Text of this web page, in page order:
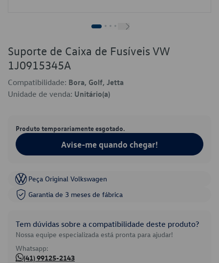
Suporte de Caixa de Fusíveis VW
1J0915345A
Compatibilidade: Bora, Golf, Jetta
Unidade de venda: Unitário(a)
Produto temporariamente esgotado.
Avise-me quando chegar!
Peça Original Volkswagen
Garantia de 3 meses de fábrica
Tem dúvidas sobre a compatibilidade deste produto?
Nossa equipe especializada está pronta para ajudar!
Whatsapp:
(41) 99125-2143